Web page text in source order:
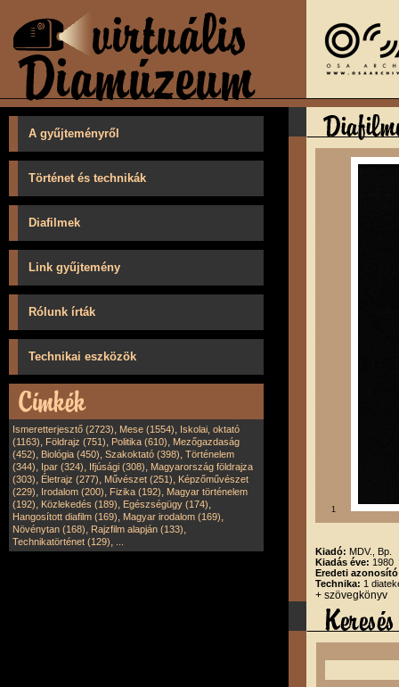
A gyűjteményről
Történet és technikák
Diafilmek
Link gyűjtemény
Rólunk írták
Technikai eszközök
Ismeretterjesztő (2723), Mese (1554), Iskolai, oktató
(1163), Földrajz (751), Politika (610), Mezőgazdaság
(452), Biológia (450), Szakoktató (398), Történelem
(344), Ipar (324), Ifjúsági (308), Magyarország földrajza
(303), Életrajz (277), Művészet (251), Képzőművészet
(229), Irodalom (200), Fizika (192), Magyar történelem
(192), Közlekedés (189), Egészségügy (174),
Hangosított diafilm (169), Magyar irodalom (169),
Növénytan (168), Rajzfilm alapján (133),
Technikatörténet (129),
1
Kiadó: MDV., Bp.
Kiadás éve: 1980
Eredeti
Technika: 1
+ szövegkönyv